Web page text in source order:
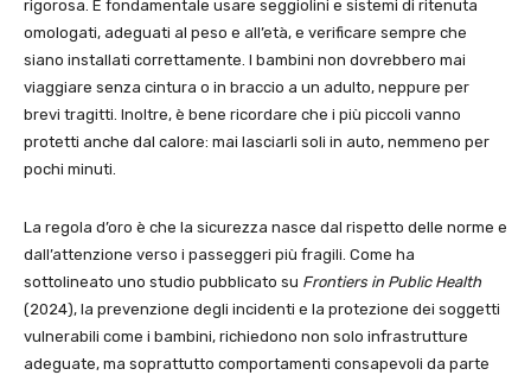
rigorosa. È fondamentale usare seggiolini e sistemi di ritenuta
omologati, adeguati al peso e all’età, e verificare sempre che
siano installati correttamente. I bambini non dovrebbero mai
viaggiare senza cintura o in braccio a un adulto, neppure per
brevi tragitti. Inoltre, è bene ricordare che i più piccoli vanno
protetti anche dal calore: mai lasciarli soli in auto, nemmeno per
pochi minuti.
La regola d’oro è che la sicurezza nasce dal rispetto delle norme e
dall’attenzione verso i passeggeri più fragili. Come ha
sottolineato uno studio pubblicato su Frontiers in Public Health
(2024), la prevenzione degli incidenti e la protezione dei soggetti
vulnerabili come i bambini, richiedono non solo infrastrutture
adeguate, ma soprattutto comportamenti consapevoli da parte